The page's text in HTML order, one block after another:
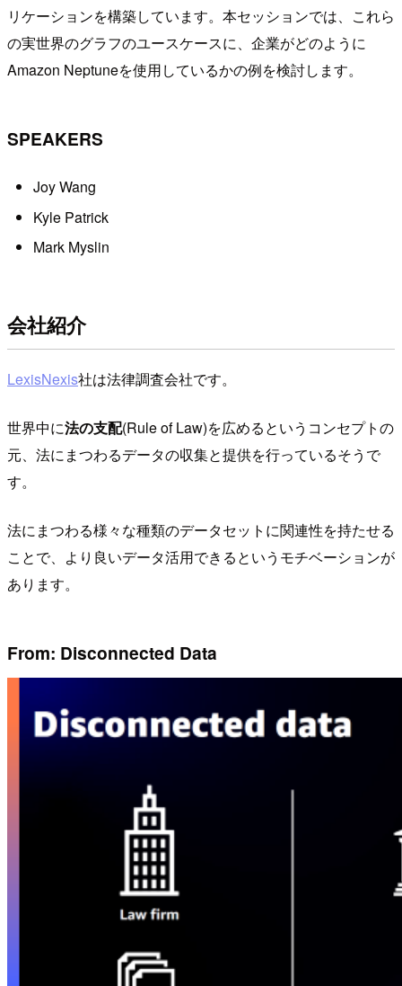
リケーションを構築しています。本セッションでは、これら
の実世界のグラフのユースケースに、企業がどのように
Amazon Neptuneを使用しているかの例を検討します。
SPEAKERS
Joy Wang
Kyle Patrick
Mark Myslin
会社紹介
LexisNexis社は法律調査会社です。
世界中に法の支配(Rule of Law)を広めるというコンセプトの
元、法にまつわるデータの収集と提供を行っているそうで
す。
法にまつわる様々な種類のデータセットに関連性を持たせる
ことで、より良いデータ活用できるというモチベーションが
あります。
From: Disconnected Data